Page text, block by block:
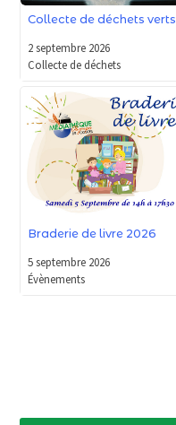
Collecte de déchets verts
2 septembre 2026
Collecte de déchets
Braderie de livre 2026
5 septembre 2026
Évènements